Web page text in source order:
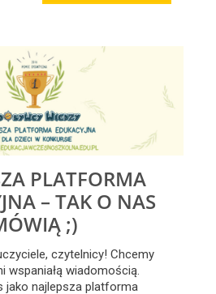
PLATFORMA
– TAK O NAS
;)
czytelnicy! Chcemy
wspaniałą wiadomością.
jako najlepsza platforma